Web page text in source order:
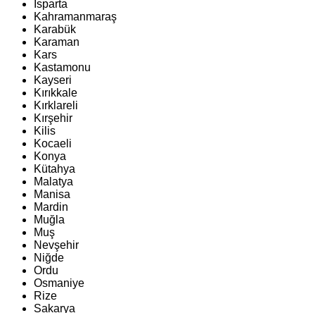
Isparta
Kahramanmaraş
Karabük
Karaman
Kars
Kastamonu
Kayseri
Kırıkkale
Kırklareli
Kırşehir
Kilis
Kocaeli
Konya
Kütahya
Malatya
Manisa
Mardin
Muğla
Muş
Nevşehir
Niğde
Ordu
Osmaniye
Rize
Sakarya